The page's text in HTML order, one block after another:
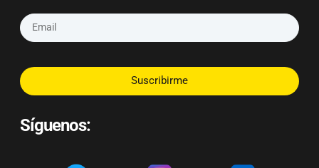
Suscribirme
Síguenos: